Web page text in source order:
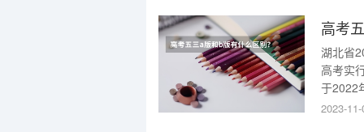
高考
湖北省
高考实
于2022
目要求
2023-